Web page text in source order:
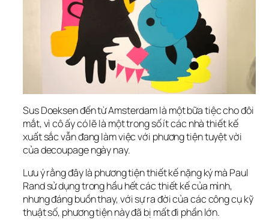
Sus Doeksen đến từ Amsterdam là một bữa tiệc cho đôi
mắt, vì cô ấy có lẽ là một trong số ít các nhà thiết kế
xuất sắc vẫn đang làm việc với phương tiện tuyệt vời
của decoupage ngày nay.
Lưu ý rằng đây là phương tiện thiết kế nặng ký mà Paul
Rand sử dụng trong hầu hết các thiết kế của mình,
nhưng đáng buồn thay, với sự ra đời của các công cụ kỹ
thuật số, phương tiện này đã bị mất đi phần lớn.